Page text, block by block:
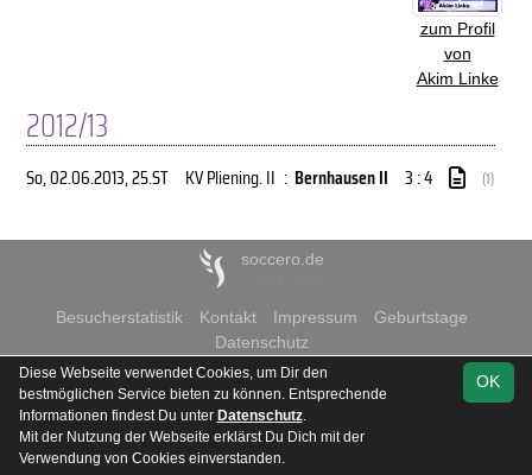
zum Profil
von
Akim Linke
2012/13
So, 02.06.2013, 25.ST KV Pliening. II : Bernhausen II 3 : 4 (1)
soccero.de
Besucherstatistik Kontakt Impressum
Geburtstage
Datenschutz
OK
Diese Webseite verwendet Cookies, um Dir den
bestmöglichen Service bieten zu können. Entsprechende
Informationen findest Du unter Datenschutz.
Mit der Nutzung der Webseite erklärst Du Dich mit der
Verwendung von Cookies einverstanden.